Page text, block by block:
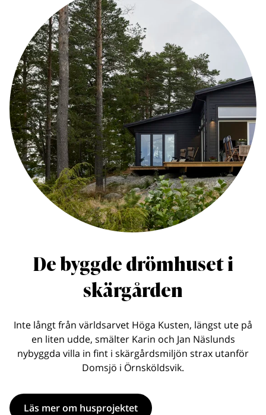
De byggde drömhuset i
skärgården
Inte långt från världsarvet Höga Kusten, längst ute på
en liten udde, smälter Karin och Jan Näslunds
nybyggda villa in fint i skärgårdsmiljön strax utanför
Domsjö i Örnsköldsvik.
Läs mer om husprojektet